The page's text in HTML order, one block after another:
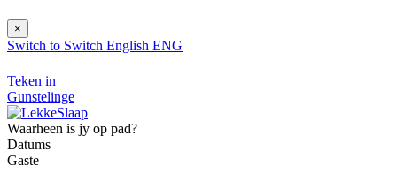
×
Switch to Switch English ENG
Teken in
Gunstelinge
Waarheen is jy op pad?
Datums
Gaste